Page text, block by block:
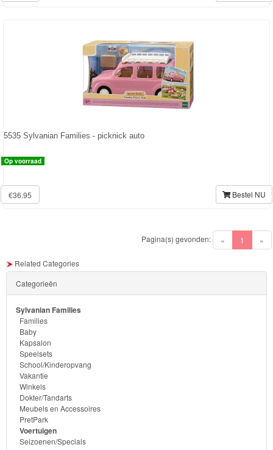
Town
Series
Baby
Annabell
Knuffels
Schleich
Enchantimals
Shimmer
&
Shine
5535 Sylvanian Families - picknick auto
Op voorraad
€36.95 Bestel NU
« 1 (current)
»
Pagina(s) gevonden:
Related Categories
Categorieën
Sylvanian Families
Families
Baby
Kapsalon
Speelsets
School/Kinderopvang
Vakantie
Winkels
Dokter/Tandarts
Meubels en Accessoires
PretPark
Voertuigen
Seizoenen/Specials